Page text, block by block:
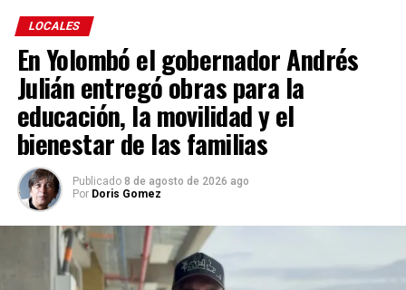
LOCALES
En Yolombó el gobernador Andrés
Julián entregó obras para la
educación, la movilidad y el
bienestar de las familias
Publicado 8 de agosto de 2026 ago
Por Doris Gomez